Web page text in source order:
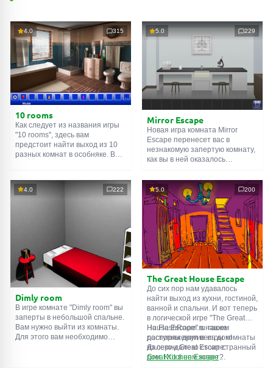
4.0 315
10 rooms
Как следует из названия игры
"10 rooms", здесь вам
предстоит найти выход из 10
разных комнат в особняке. В
их, чтобы выйти. Выход из
одной комнаты является
5.0 229
Mirror Escape
Новая игра комната Mirror
Escape перенесет вас в
незнакомую запертую комнату,
как вы в ней оказалось
смекалки попробуйте решить
все, приготовленные авторами
для вас, головоломки и найти
выход на свободу.
Внимательно осмотрите
помещение, возможно вы
сможете найти какие-нибудь
подсказки. Желаем удачи!
4.0 222
Dimly room
В игре комнате "Dimly room" вы
заперты в небольшой спальне.
Вам нужно выйти из комнаты.
Для этого вам необходимо
5.0 200
The Great House Escape
До сих пор нам удавалось
найти выход из кухни, гостиной,
ванной и спальни. И вот теперь
в логической игре "The Great
House Escape" в нашем
распоряжении весь дом!
Далеко-далеко стоит странный
дом. Кто в нем живет?
На FlashRoom.ru также
доступны другие игры комнаты
из серии Great Escape:
Great Kitchen Escape